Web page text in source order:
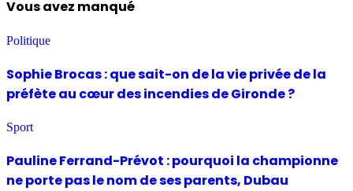
Vous avez manqué
Politique
Sophie Brocas : que sait-on de la vie privée de la
préfète au cœur des incendies de Gironde ?
Sport
Pauline Ferrand-Prévot : pourquoi la championne
ne porte pas le nom de ses parents, Dubau